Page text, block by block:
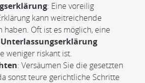
: Eine voreilig
kann weitreichende
haben. Oft ist es möglich, eine
weniger riskant ist.
: Versäumen Sie die gesetzten
sonst teure gerichtliche Schritte